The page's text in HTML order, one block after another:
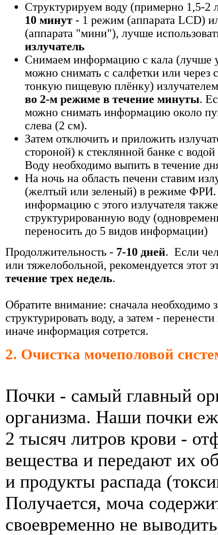
Структурируем воду (примерно 1,5-2
10 минут - 1 режим (аппарата LCD)
(аппарата "мини"), лучше
излучатель
Снимаем информацию с кала (лучше
можно снимать с салфетки или через
тонкую пищевую плёнку)
во 2-м режиме в течение минуты.
можно снимать информацию около
слева (2 см).
Затем отключить и приложить
стороной) к стеклянной банке c
Воду необходимо выпить в течение
На ночь на область печени ставим
(желтый или зеленый) в режиме
информацию с этого излучателя
структурированную воду
переносить до 5 видов информации)
Продолжительность - 7-10 дней. Если
или тяжелобольной, рекомендуется этот
течение трех недель.
Обратите внимание: сначала необходимо
структурировать воду, а затем -
иначе информация сотрется.
2. Очистка мочеполовой
Почки - самый главный
организма. Наши почки
2 тысяч литров крови -
вещества и передают их
и продукты распада
Получается, моча
своевременно не